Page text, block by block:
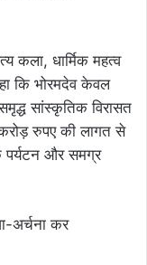
कला, धार्मिक महत्व
कि भोरमदेव केवल
सांस्कृतिक विरासत
रुपए की लागत से
पर्यटन और समग्र